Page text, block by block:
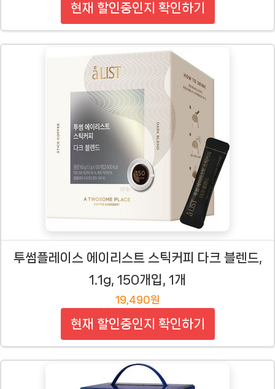
현재 할인중인지 확인하기
투썸플레이스 에이리스트 스틱커피 다크 블렌드,
1.1g, 150개입, 1개
19,490원
현재 할인중인지 확인하기